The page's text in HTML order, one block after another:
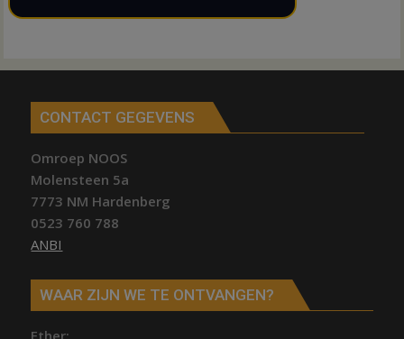
CONTACT GEGEVENS
Omroep NOOS
Molensteen 5a
7773 NM Hardenberg
0523 760 788
ANBI
WAAR ZIJN WE TE ONTVANGEN?